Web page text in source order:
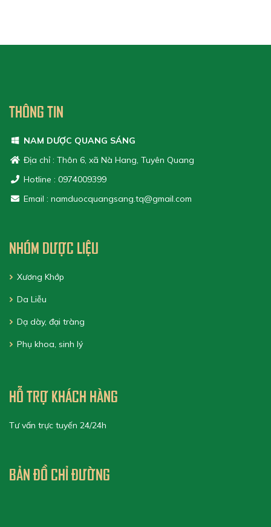
THÔNG TIN
NAM DƯỢC QUANG SÁNG
Địa chỉ : Thôn 6, xã Nà Hang, Tuyên Quang
Hotline : 0974009399
Email : namduocquangsang.tq@gmail.com
NHÓM DƯỢC LIỆU
Xương Khớp
Da Liễu
Dạ dày, đại tràng
Phụ khoa, sinh lý
HỖ TRỢ KHÁCH HÀNG
Tư vấn trực tuyến 24/24h
BẢN ĐỒ CHỈ ĐƯỜNG